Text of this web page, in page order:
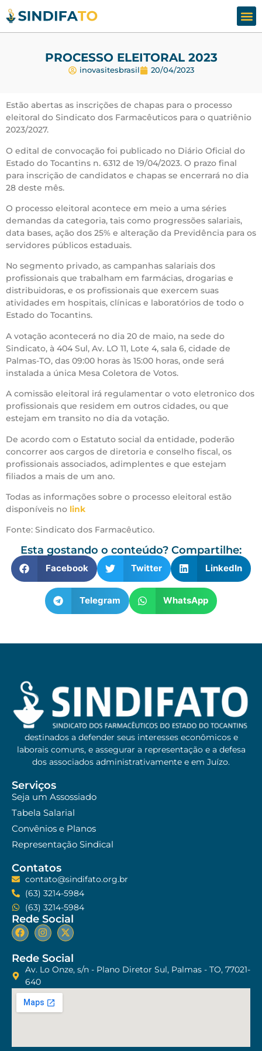
PROCESSO ELEITORAL 2023
inovasitesbrasil 20/04/2023
Estão abertas as inscrições de chapas para o processo
eleitoral do Sindicato dos Farmacêuticos para o quatriênio
2023/2027.
O edital de convocação foi publicado no Diário Oficial do
Estado do Tocantins n. 6312 de 19/04/2023. O prazo final
para inscrição de candidatos e chapas se encerrará no dia
28 deste mês.
O processo eleitoral acontece em meio a uma séries
demandas da categoria, tais como progressões salariais,
data bases, ação dos 25% e alteração da Previdência para os
servidores públicos estaduais.
No segmento privado, as campanhas salariais dos
profissionais que trabalham em farmácias, drogarias e
distribuidoras, e os profissionais que exercem suas
atividades em hospitais, clínicas e laboratórios de todo o
Estado do Tocantins.
A votação acontecerá no dia 20 de maio, na sede do
Sindicato, à 404 Sul, Av. LO 11, Lote 4, sala 6, cidade de
Palmas-TO, das 09:00 horas às 15:00 horas, onde será
instalada a única Mesa Coletora de Votos.
A comissão eleitoral irá regulamentar o voto eletronico dos
profissionais que residem em outros cidades, ou que
estejam em transito no dia da votação.
De acordo com o Estatuto social da entidade, poderão
concorrer aos cargos de diretoria e conselho fiscal, os
profissionais associados, adimplentes e que estejam
filiados a mais de um ano.
Todas as informações sobre o processo eleitoral estão
disponíveis no link
Fonte: Sindicato dos Farmacêutico.
Esta gostando o conteúdo? Compartilhe:
Facebook Twitter LinkedIn
Telegram WhatsApp
destinados a defender seus interesses econômicos e
laborais comuns, e assegurar a representação e a defesa
dos associados administrativamente e em Juízo.
Serviços
Seja um Assossiado
Tabela Salarial
Convênios e Planos
Representação Sindical
Contatos
contato@sindifato.org.br
(63) 3214-5984
(63) 3214-5984
Rede Social
Rede Social
Av. Lo Onze, s/n - Plano Diretor Sul, Palmas - TO, 77021-
640